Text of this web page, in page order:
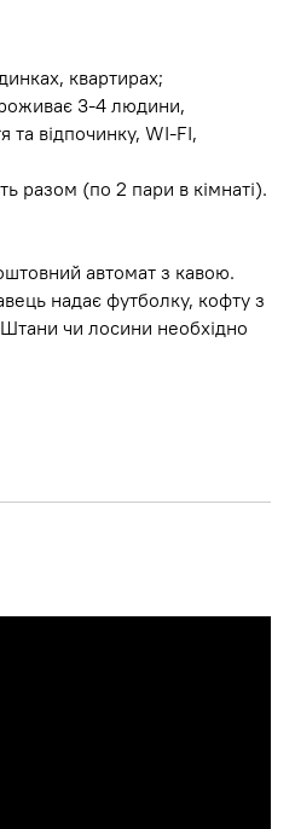
квартирах;
3-4 людини,
та відпочинку, WI-FI,
разом (по 2 пари в кімнаті).
автомат з кавою.
надає футболку, кофту з
чи лосини необхідно